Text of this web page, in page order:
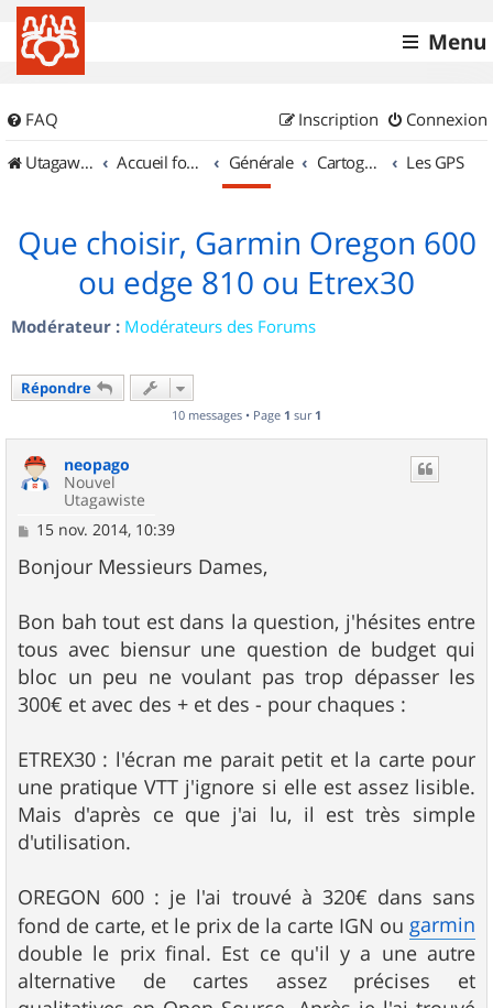
Menu
FAQ Connexion
Inscription
UtagawaVTT (Randos VTT et VTTAE avec traces GPS)
Accueil forum Générale Cartographie et GPS Les GPS
Que choisir, Garmin Oregon 600
ou edge 810 ou Etrex30
Modérateur : Modérateurs des Forums
Répondre
10 messages • Page 1 sur 1
neopago
Nouvel
Utagawiste
M
s
s
g
e
15 nov. 2014, 10:39
Bonjour Messieurs Dames,
Bon bah tout est dans la question, j'hésites entre
tous avec biensur une question de budget qui
bloc un peu ne voulant pas trop dépasser les
300€ et avec des + et des - pour chaques :
ETREX30 : l'écran me parait petit et la carte pour
une pratique VTT j'ignore si elle est assez lisible.
Mais d'après ce que j'ai lu, il est très simple
d'utilisation.
OREGON 600 : je l'ai trouvé à 320€ dans sans
fond de carte, et le prix de la carte IGN ou garmin
double le prix final. Est ce qu'il y a une autre
alternative de cartes assez précises et